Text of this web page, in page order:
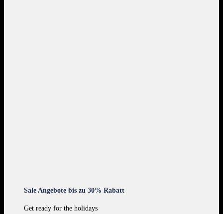
Sale Angebote bis zu 30% Rabatt
Get ready for the holidays